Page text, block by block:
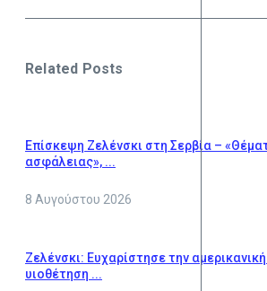
Related Posts
Επίσκεψη Ζελένσκι στη Σερβία –
ασφάλειας», ...
8 Αυγούστου 2026
Ζελένσκι: Ευχαρίστησε την
υιοθέτηση ...